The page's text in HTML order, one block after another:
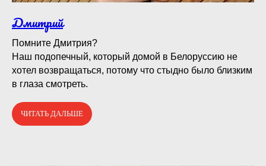
Дмитрий
Помните Дмитрия?⠀
Наш подопечный, который домой в Белоруссию не
хотел возвращаться, потому что стыдно было близким
в глаза смотреть.
ЧИТАТЬ ДАЛЬШЕ